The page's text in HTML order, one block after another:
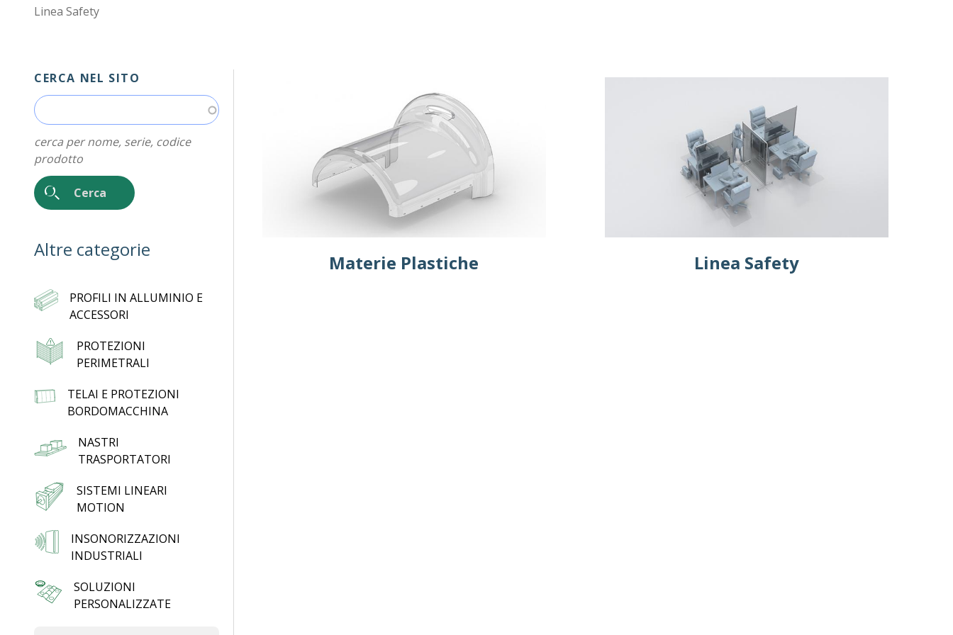
Linea Safety
CERCA NEL SITO
cerca per nome, serie, codice
prodotto
Altre categorie
PROFILI IN ALLUMINIO E
ACCESSORI
PROTEZIONI
PERIMETRALI
TELAI E PROTEZIONI
BORDOMACCHINA
NASTRI
TRASPORTATORI
SISTEMI LINEARI
MOTION
INSONORIZZAZIONI
INDUSTRIALI
SOLUZIONI
PERSONALIZZATE
Materie Plastiche Linea Safety